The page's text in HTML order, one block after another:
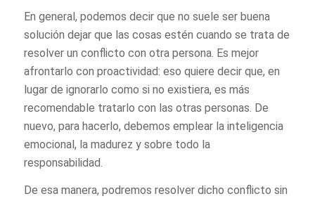
En general, podemos decir que no suele ser buena
solución dejar que las cosas estén cuando se trata de
resolver un conflicto con otra persona. Es mejor
afrontarlo con proactividad: eso quiere decir que, en
lugar de ignorarlo como si no existiera, es más
recomendable tratarlo con las otras personas. De
nuevo, para hacerlo, debemos emplear la inteligencia
emocional, la madurez y sobre todo la
responsabilidad.
De esa manera, podremos resolver dicho conflicto sin